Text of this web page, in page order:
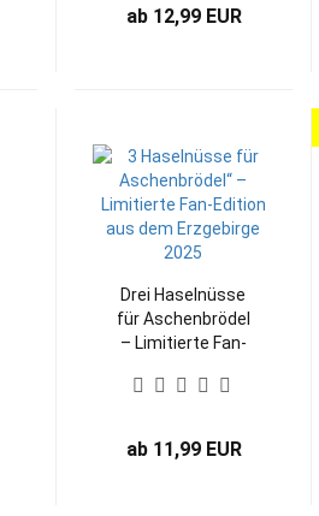
ab 12,99 EUR
Drei Haselnüsse
für Aschenbrödel
– Limitierte Fan-
Erzgebirge 2025
ab 11,99 EUR